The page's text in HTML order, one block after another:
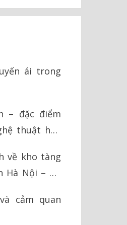
ái trong
– đặc điểm
thuật hậu
về kho tàng
Nội – Hà
cảm quan